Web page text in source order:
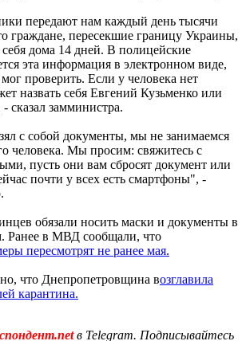
передают нам каждый день тысячи
граждане, пересекшие границу Украины,
себя дома 14 дней. В полицейские
эта информация в электронном виде,
проверить. Если у человека нет
назвать себя Евгений Кузьменко или
сказал замминистра.
с собой документы, мы не занимаемся
человека. Мы просим: свяжитесь с
пусть они вам сбросят документ или
почти у всех есть смартфоны", -
обязали носить маски и документы в
Ранее в МВД сообщали, что
пересмотрят не ранее мая.
что Днепропетровщина возглавила
карантина.
в Telegram. Подписывайтесь